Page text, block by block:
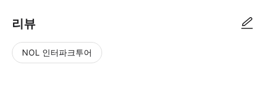
리뷰
NOL 인터파크투어